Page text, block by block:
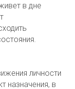
в дне
личности
назначения, в